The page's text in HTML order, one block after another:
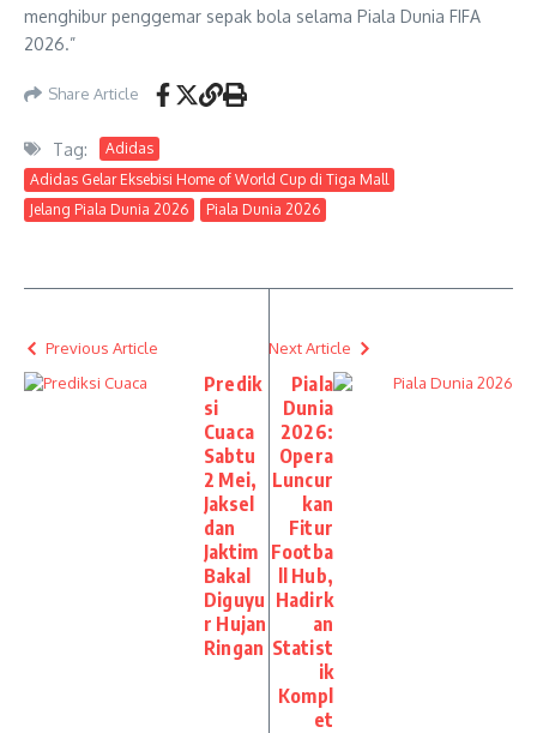
menghibur penggemar sepak bola selama Piala Dunia FIFA
2026.”
Share Article
Tag:
Adidas
Adidas Gelar Eksebisi Home of World Cup di Tiga Mall
Jelang Piala Dunia 2026
Piala Dunia 2026
Previous Article
Predik
si
Cuaca
Sabtu
2 Mei,
Jaksel
dan
Jaktim
Bakal
Diguyu
r Hujan
Ringan
Next Article
Piala
Dunia
2026:
Opera
Luncur
kan
Fitur
Footba
ll Hub,
Hadirk
an
Statist
ik
Kompl
et